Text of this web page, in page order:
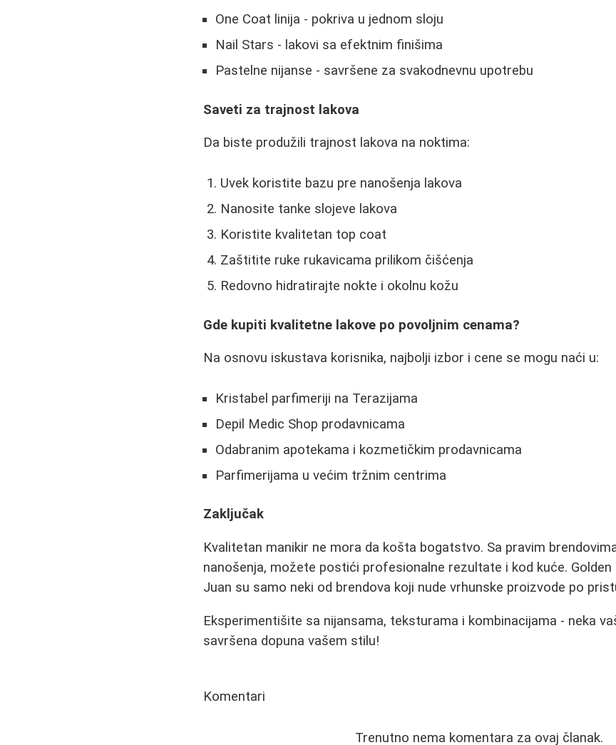
One Coat linija - pokriva u jednom sloju
Nail Stars - lakovi sa efektnim finišima
Pastelne nijanse - savršene za svakodnevnu upotrebu
Saveti za trajnost lakova
Da biste produžili trajnost lakova na noktima:
Uvek koristite bazu pre nanošenja lakova
Nanosite tanke slojeve lakova
Koristite kvalitetan top coat
Zaštitite ruke rukavicama prilikom čišćenja
Redovno hidratirajte nokte i okolnu kožu
Gde kupiti kvalitetne lakove po povoljnim cenama?
Na osnovu iskustava korisnika, najbolji izbor i cene se mogu naći u:
Kristabel parfimeriji na Terazijama
Depil Medic Shop prodavnicama
Odabranim apotekama i kozmetičkim prodavnicama
Parfimerijama u većim tržnim centrima
Zaključak
Kvalitetan manikir ne mora da košta bogatstvo. Sa pravim
nanošenja, možete postići profesionalne rezultate i kod kuće. Golden
Juan su samo neki od brendova koji nude vrhunske proizvode po
Eksperimentišite sa nijansama, teksturama i kombinacijama - neka
savršena dopuna vašem stilu!
Komentari
Trenutno nema komentara za ovaj članak.